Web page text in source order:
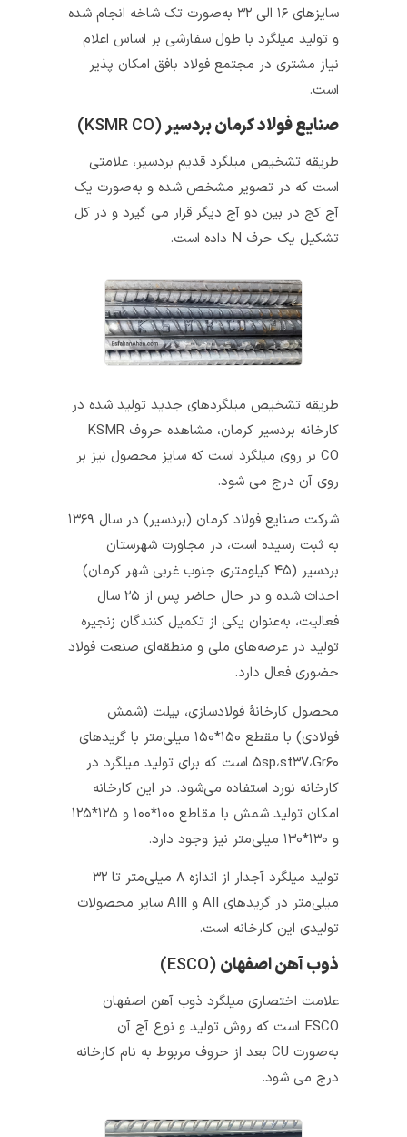
سایزهای ۱۶ الی ۳۲ به‌صورت تک شاخه انجام شده
و تولید میلگرد با طول سفارشی بر اساس اعلام
نیاز مشتری در مجتمع فولاد بافق امکان پذیر
صنایع فولاد کرمان بردسیر(KSMR CO)
طریقه تشخیص میلگرد قدیم بردسیر، علامتی
است که در تصویر مشخص شده و به‌صورت یک
آج کج در بین دو آج دیگر قرار می گیرد و در کل
تشکیل یک حرف N داده است.
طریقه تشخیص میلگردهای جدید تولید شده در
کارخانه بردسیر کرمان، مشاهده حروف KSMR
CO بر روی میلگرد است که سایز محصول نیز بر
روی آن درج می شود.
شرکت صنایع فولاد کرمان (بردسیر) در سال ۱۳۶۹
به ثبت رسیده است، در مجاورت شهرستان
بردسیر (۴۵ کیلومتری جنوب غربی شهر کرمان)
احداث شده و در حال حاضر پس از ۲۵ سال
فعالیت، به‌عنوان یکی از تکمیل کنندگان زنجیره
تولید در عرصه‌های ملی و منطقه‌ای صنعت فولاد
حضوری فعال دارد.
محصول کارخانهٔ فولادسازی، بیلت (شمش
فولادی) با مقطع ۱۵۰*۱۵۰ میلی‌متر با گریدهای
۵sp،st۳۷،Gr۶۰ است که برای تولید میلگرد در
کارخانه نورد استفاده می‌شود. در این کارخانه
امکان تولید شمش با مقاطع ۱۰۰*۱۰۰ و ۱۲۵*۱۲۵
تولید میلگرد آجدار از اندازه ۸ میلی‌متر تا ۳۲
میلی‌متر در گریدهای AII و AIII سایر محصولات
تولیدی این کارخانه است.
ذوب آهن اصفهان(ESCO)
علامت اختصاری میلگرد ذوب آهن اصفهان
ESCO است که روش تولید و نوع آج آن
به‌صورت CU بعد از حروف مربوط به نام کارخانه
درج می شود.